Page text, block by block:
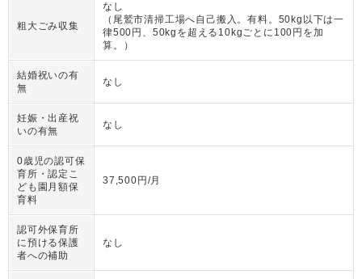
粗大ごみ収集
なし
（ 尾鷲市清掃工場へ自己搬入。有料。50kg以下は一
律500円、50kgを超える10kgごとに100円を加
算。
）
結婚祝いの有
無
なし
妊娠・出産祝
いの有無
なし
0歳児の認可保
育所・認定こ
ども園月額保
育料
37,500円/月
認可外保育所
に預ける保護
者への補助
なし